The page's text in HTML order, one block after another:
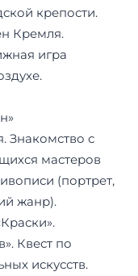
крепости.
Кремля.
игра
Знакомство с
мастеров
(портрет,
жанр).
Квест по
искусств.